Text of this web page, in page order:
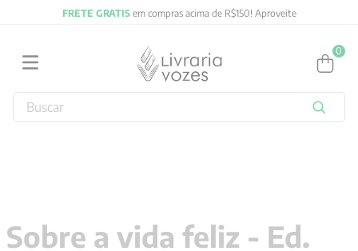
FRETE GRATISem compras acima de R$150! Aproveite
0
Buscar
Sobre a vida feliz - Ed.
4 º jung